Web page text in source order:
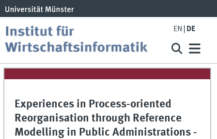
EN DE
Experiences in Process-oriented
Reorganisation through Reference
Modelling in Public Administrations -